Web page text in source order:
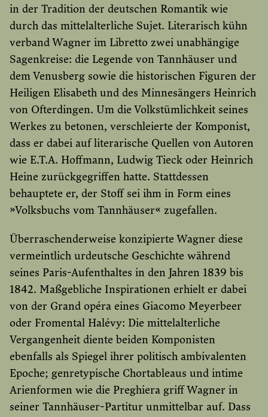
in der Tradition der deutschen Romantik wie
durch das mittelalterliche Sujet. Literarisch kühn
verband Wagner im Libretto zwei unabhängige
Sagenkreise: die Legende von Tannhäuser und
dem Venusberg sowie die historischen Figuren der
Heiligen Elisabeth und des Minnesängers Heinrich
von Ofterdingen. Um die Volkstümlichkeit seines
Werkes zu betonen, verschleierte der Komponist,
dass er dabei auf literarische Quellen von Autoren
wie E.T.A. Hoffmann, Ludwig Tieck oder Heinrich
Heine zurückgegriffen hatte. Stattdessen
behauptete er, der Stoff sei ihm in Form eines
»Volksbuchs vom Tannhäuser« zugefallen.
Überraschenderweise konzipierte Wagner diese
vermeintlich urdeutsche Geschichte während
seines Paris-Aufenthaltes in den Jahren 1839 bis
1842. Maßgebliche Inspirationen erhielt er dabei
von der Grand opéra eines Giacomo Meyerbeer
oder Fromental Halévy: Die mittelalterliche
Vergangenheit diente beiden Komponisten
ebenfalls als Spiegel ihrer politisch ambivalenten
Epoche; genretypische Chortableaus und intime
Arienformen wie die Preghiera griff Wagner in
seiner Tannhäuser-Partitur unmittelbar auf. Dass